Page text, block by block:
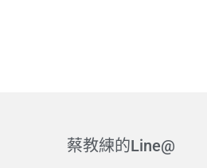
蔡教練的Line@